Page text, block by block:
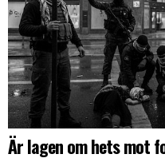
Är lagen om hets mot